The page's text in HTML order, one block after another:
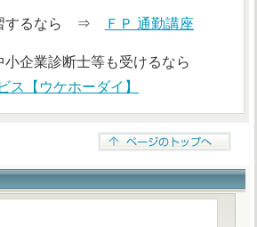
するなら ⇒ ＦＰ 通勤講座
小企業診断士等も受けるなら
ス【ウケホーダイ】